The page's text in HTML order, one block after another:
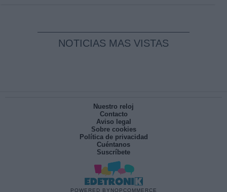
NOTICIAS MAS VISTAS
Nuestro reloj
Contacto
Aviso legal
Sobre cookies
Política de privacidad
Cuéntanos
Suscríbete
POWERED BY NOPCOMMERCE